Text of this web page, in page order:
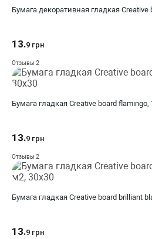
Бумага декоративная гладкая Creative
13.9 грн
Отзывы 2
Бумага гладкая Creative board flamingo,
13.9 грн
Отзывы 2
Бумага гладкая Creative board brilliant
13.9 грн